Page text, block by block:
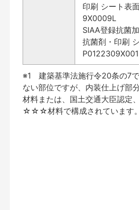
印刷 シート表
9X0009L
SIAA登録抗菌
抗菌剤・印刷
※1 建築基準法施行令20条の7
ない部位ですが、内装仕上げ部
材料または、国土交通大臣認定
☆☆☆材料で構成されています。